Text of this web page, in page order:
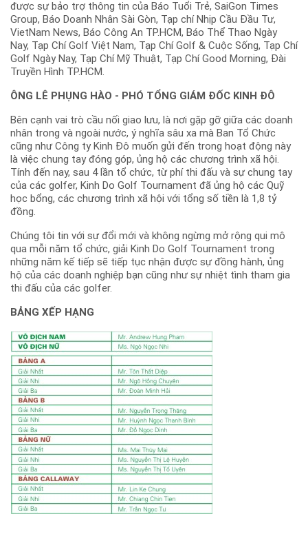
được sự bảo trợ thông tin của Báo Tuổi Trẻ, SaiGon Times
Group, Báo Doanh Nhân Sài Gòn, Tạp chí Nhịp Cầu Đầu Tư,
VietNam News, Báo Công An TP.HCM, Báo Thể Thao Ngày
Nay, Tạp Chí Golf Việt Nam, Tạp Chí Golf & Cuộc Sống, Tạp Chí
Golf Ngày Nay, Tạp Chí Mỹ Thuật, Tạp Chí Good Morning, Đài
Truyền Hình TP.HCM.
ÔNG LÊ PHỤNG HÀO - PHÓ TỔNG GIÁM ĐỐC KINH ĐÔ
Bên cạnh vai trò cầu nối giao lưu, là nơi gặp gỡ giữa các doanh
nhân trong và ngoài nước, ý nghĩa sâu xa mà Ban Tổ Chức
cũng như Công ty Kinh Đô muốn gửi đến trong hoạt động này
là việc chung tay đóng góp, ủng hộ các chương trình xã hội.
Tính đến nay, sau 4 lần tổ chức, từ phí thi đấu và sự chung tay
của các golfer, Kinh Do Golf Tournament đã ủng hộ các Quỹ
học bổng, các chương trình xã hội với tổng số tiền là 1,8 tỷ
đồng.
Chúng tôi tin với sự đổi mới và không ngừng mở rộng qui mô
qua mỗi năm tổ chức, giải Kinh Do Golf Tournament trong
những năm kế tiếp sẽ tiếp tục nhận được sự đồng hành, ủng
hộ của các doanh nghiệp bạn cũng như sự nhiệt tình tham gia
thi đấu của các golfer.
BẢNG XẾP HẠNG